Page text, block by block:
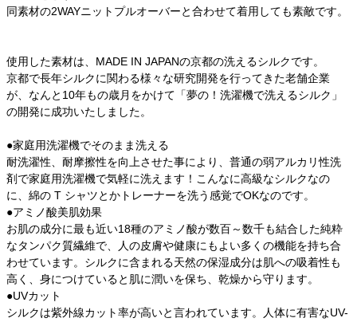
同素材の2WAYニットプルオーバーと合わせて着用しても素敵です。
使用した素材は、MADE IN JAPANの京都の洗えるシルクです。
京都で長年シルクに関わる様々な研究開発を行ってきた老舗企業
が、なんと10年もの歳月をかけて「夢の！洗濯機で洗えるシルク」
の開発に成功いたしました。
●家庭用洗濯機でそのまま洗える
耐洗濯性、耐摩擦性を向上させた事により、普通の弱アルカリ性洗
剤で家庭用洗濯機で気軽に洗えます！こんなに高級なシルクなの
に、綿の T シャツとかトレーナーを洗う感覚でOKなのです。
●アミノ酸美肌効果
お肌の成分に最も近い18種のアミノ酸が数百～数千も結合した純粋
なタンパク質繊維で、人の皮膚や健康にもよい多くの機能を持ち合
わせています。シルクに含まれる天然の保湿成分は肌への吸着性も
高く、身につけていると肌に潤いを保ち、乾燥から守ります。
●UVカット
シルクは紫外線カット率が高いと言われています。人体に有害なUV-